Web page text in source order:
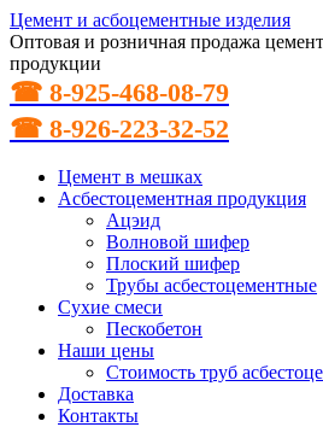
Цемент и асбоцементные изделия
Оптовая и розничная продажа
продукции
☎ 8-925-468-08-79
☎ 8-926-223-32-52
Цемент в мешках
Асбестоцементная продукция
Ацэид
Волновой шифер
Плоский шифер
Трубы асбестоцементные
Сухие смеси
Пескобетон
Наши цены
Стоимость труб
Доставка
Контакты